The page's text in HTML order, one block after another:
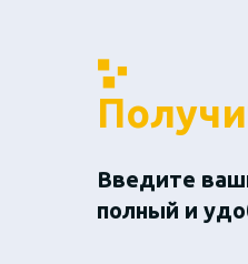
Введите
полный и